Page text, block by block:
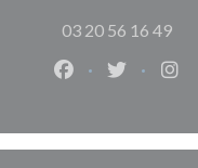
03 20 56 16 49
Facebook
Twitter